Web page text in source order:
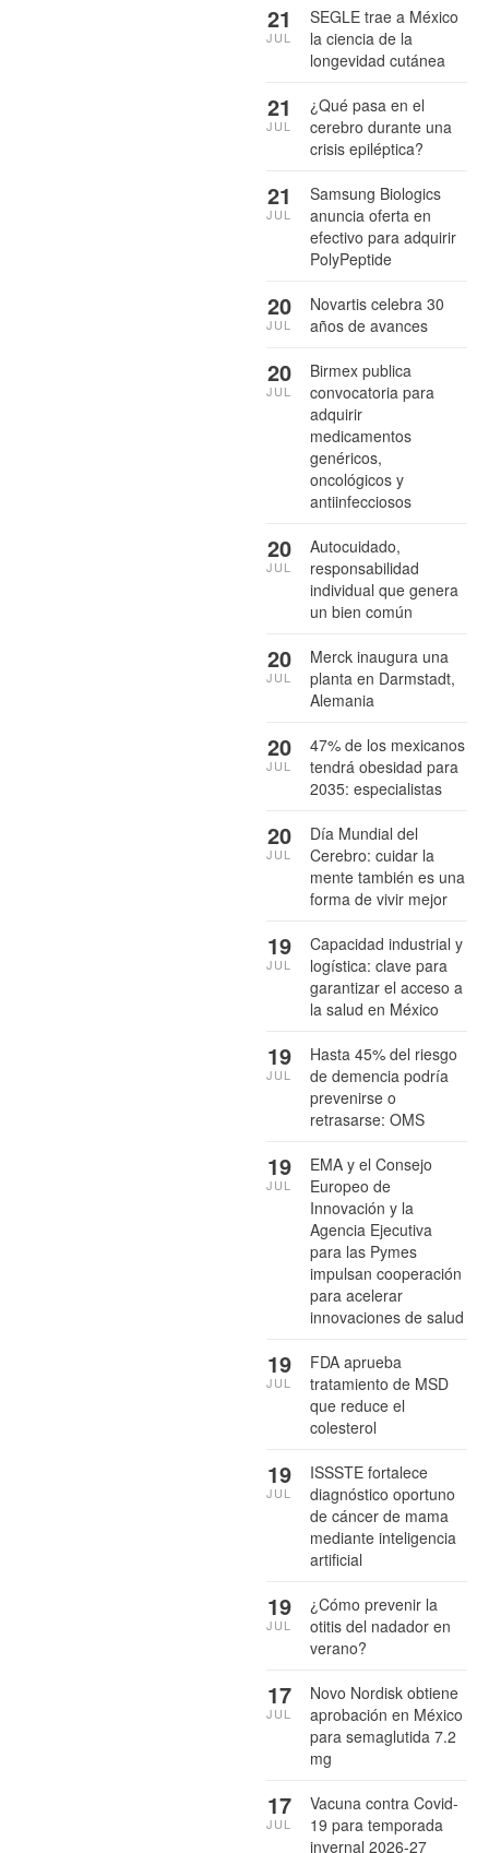
SEGLE trae a México
la ciencia de la
longevidad cutánea
21
JUL
¿Qué pasa en el
cerebro durante una
crisis epiléptica?
21
JUL
Samsung Biologics
anuncia oferta en
efectivo para adquirir
PolyPeptide
21
JUL
Novartis celebra 30
años de avances
20
JUL
Birmex publica
convocatoria para
adquirir
medicamentos
genéricos,
oncológicos y
antiinfecciosos
20
JUL
Autocuidado,
responsabilidad
individual que genera
un bien común
20
JUL
Merck inaugura una
planta en Darmstadt,
Alemania
20
JUL
47% de los mexicanos
tendrá obesidad para
2035: especialistas
20
JUL
Día Mundial del
Cerebro: cuidar la
mente también es una
forma de vivir mejor
20
JUL
Capacidad industrial y
logística: clave para
garantizar el acceso a
la salud en México
19
JUL
Hasta 45% del riesgo
de demencia podría
prevenirse o
retrasarse: OMS
19
JUL
EMA y el Consejo
Europeo de
Innovación y la
Agencia Ejecutiva
para las Pymes
impulsan cooperación
para acelerar
innovaciones de salud
19
JUL
FDA aprueba
tratamiento de MSD
que reduce el
colesterol
19
JUL
ISSSTE fortalece
diagnóstico oportuno
de cáncer de mama
mediante inteligencia
artificial
19
JUL
¿Cómo prevenir la
otitis del nadador en
verano?
19
JUL
Novo Nordisk obtiene
aprobación en México
para semaglutida 7.2
mg
17
JUL
Vacuna contra Covid-
19 para temporada
invernal 2026-27
17
JUL